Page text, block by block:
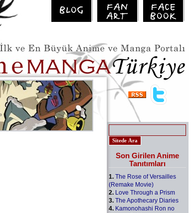
Son Girilen Anime
Tanıtımları
1. The Rose of Versailles
(Remake Movie)
2. Love Through a Prism
3. The Apothecary Diaries
4. Kamonohashi Ron no